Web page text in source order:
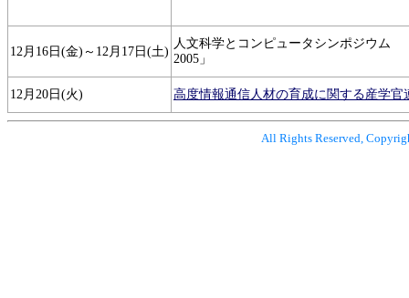
12月16日(金)～12月17日(土)
人文科学とコンピュータシンポジウム
2005」
12月20日(火) 高度情報通信人材の育成に関する産学官
All Rights Reserved,